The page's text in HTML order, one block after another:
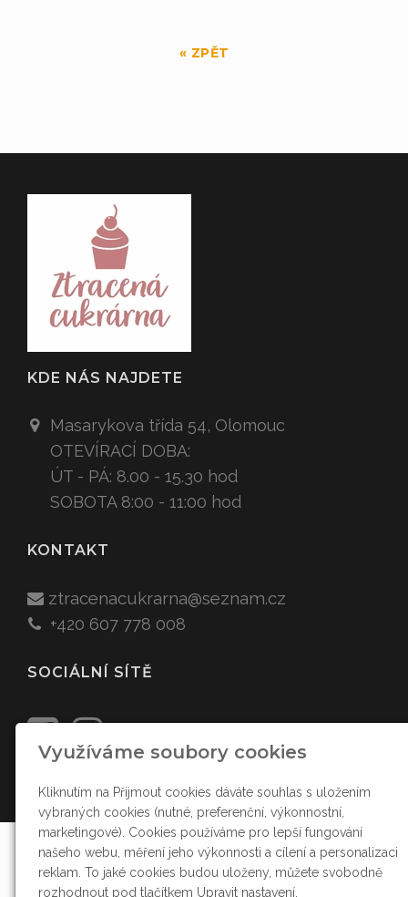
« ZPĚT
KDE NÁS NAJDETE
Masarykova třída 54, Olomouc
OTEVÍRACÍ DOBA:
ÚT - PÁ: 8.00 - 15.30 hod
SOBOTA 8:00 - 11:00 hod
KONTAKT
ztracenacukrarna@seznam.cz
+420 607 778 008
SOCIÁLNÍ SÍTĚ
Využíváme soubory cookies
Kliknutím na Přijmout cookies dáváte souhlas s uložením
vybraných cookies (nutné, preferenční, výkonnostní,
marketingové). Cookies používáme pro lepší fungování
našeho webu, měření jeho výkonnosti a cílení a personalizaci
reklam. To jaké cookies budou uloženy, můžete svobodně
rozhodnout pod tlačítkem Upravit nastavení.